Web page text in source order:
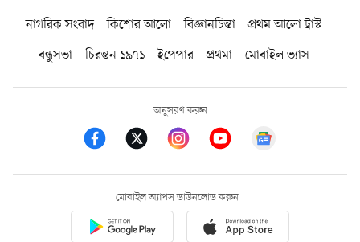
নাগরিক সংবাদ কিশোর আলো বিজ্ঞানচিন্তা
প্রথম আলো ট্রাস্ট
বন্ধুসভা
চিরন্তন ১৯৭১ ইপেপার প্রথমা মোবাইল ভ্যাস
অনুসরণ করুন
মোবাইল অ্যাপস ডাউনলোড করুন